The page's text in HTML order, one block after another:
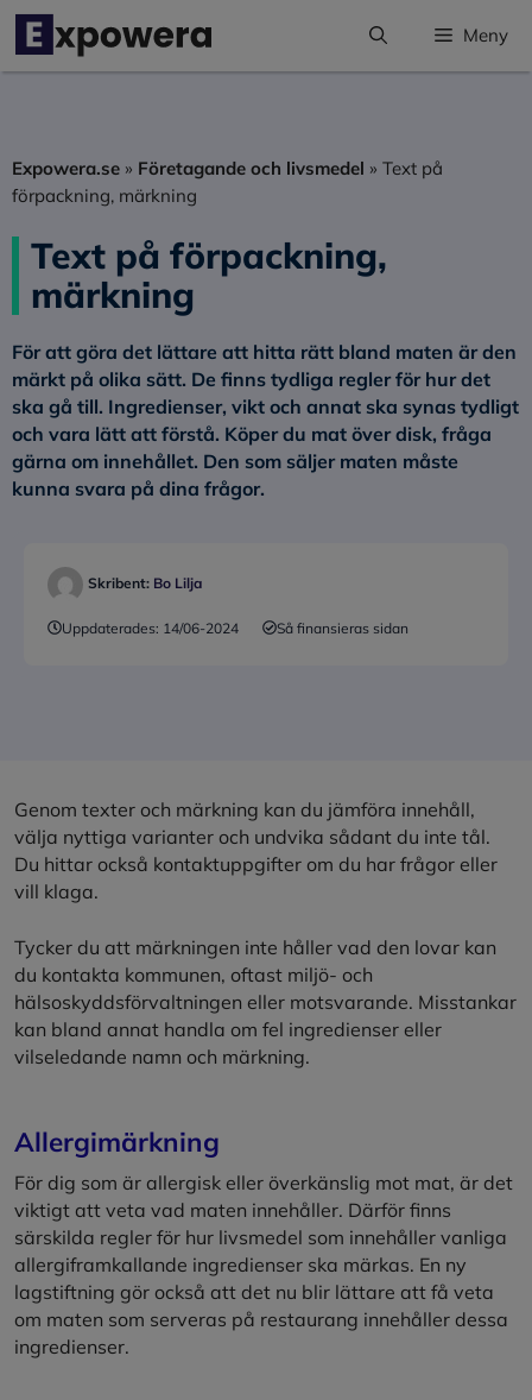
Hoppa
innehåll
Meny
Expowera.se » Företagande och livsmedel » Text på
förpackning, märkning
Text på förpackning,
märkning
För att göra det lättare att hitta rätt bland maten är den
märkt på olika sätt. De finns tydliga regler för hur det
ska gå till. Ingredienser, vikt och annat ska synas tydligt
och vara lätt att förstå. Köper du mat över disk, fråga
gärna om innehållet. Den som säljer maten måste
kunna svara på dina frågor.
Skribent: Bo Lilja
Uppdaterades: 14/06-2024 Så finansieras sidan
Genom texter och märkning kan du jämföra innehåll,
välja nyttiga varianter och undvika sådant du inte tål.
Du hittar också kontaktuppgifter om du har frågor eller
vill klaga.
Tycker du att märkningen inte håller vad den lovar kan
du kontakta kommunen, oftast miljö- och
hälsoskyddsförvaltningen eller motsvarande. Misstankar
kan bland annat handla om fel ingredienser eller
vilseledande namn och märkning.
Allergimärkning
För dig som är allergisk eller överkänslig mot mat, är det
viktigt att veta vad maten innehåller. Därför finns
särskilda regler för hur livsmedel som innehåller vanliga
allergiframkallande ingredienser ska märkas. En ny
lagstiftning gör också att det nu blir lättare att få veta
om maten som serveras på restaurang innehåller dessa
ingredienser.